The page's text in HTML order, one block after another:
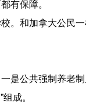
有保障。
。和加拿大公民
是公共强制养老
成。